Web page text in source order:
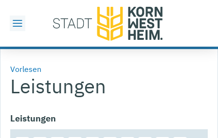
Vorlesen
Leistungen
Leistungen